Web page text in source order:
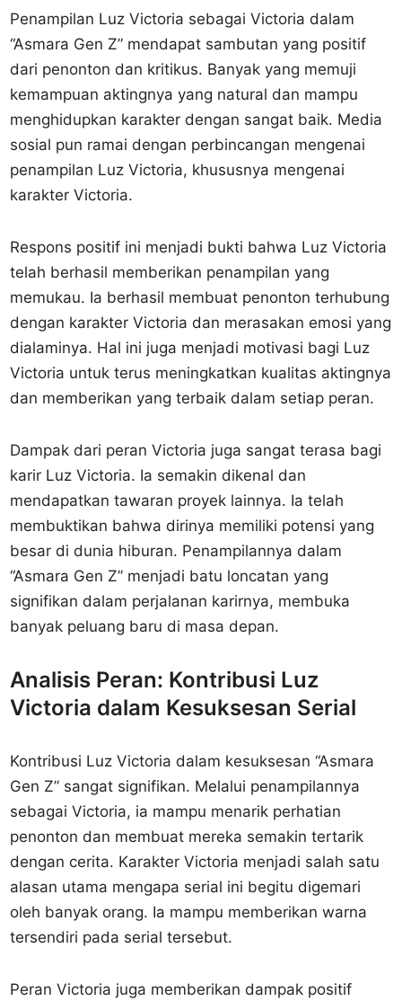
Penampilan Luz Victoria sebagai Victoria dalam
“Asmara Gen Z” mendapat sambutan yang positif
dari penonton dan kritikus. Banyak yang memuji
kemampuan aktingnya yang natural dan mampu
menghidupkan karakter dengan sangat baik. Media
sosial pun ramai dengan perbincangan mengenai
penampilan Luz Victoria, khususnya mengenai
karakter Victoria.
Respons positif ini menjadi bukti bahwa Luz Victoria
telah berhasil memberikan penampilan yang
memukau. Ia berhasil membuat penonton terhubung
dengan karakter Victoria dan merasakan emosi yang
dialaminya. Hal ini juga menjadi motivasi bagi Luz
Victoria untuk terus meningkatkan kualitas aktingnya
dan memberikan yang terbaik dalam setiap peran.
Dampak dari peran Victoria juga sangat terasa bagi
karir Luz Victoria. Ia semakin dikenal dan
mendapatkan tawaran proyek lainnya. Ia telah
membuktikan bahwa dirinya memiliki potensi yang
besar di dunia hiburan. Penampilannya dalam
“Asmara Gen Z” menjadi batu loncatan yang
signifikan dalam perjalanan karirnya, membuka
banyak peluang baru di masa depan.
Analisis Peran: Kontribusi Luz
Victoria dalam Kesuksesan Serial
Kontribusi Luz Victoria dalam kesuksesan “Asmara
Gen Z” sangat signifikan. Melalui penampilannya
sebagai Victoria, ia mampu menarik perhatian
penonton dan membuat mereka semakin tertarik
dengan cerita. Karakter Victoria menjadi salah satu
alasan utama mengapa serial ini begitu digemari
oleh banyak orang. Ia mampu memberikan warna
tersendiri pada serial tersebut.
Peran Victoria juga memberikan dampak positif